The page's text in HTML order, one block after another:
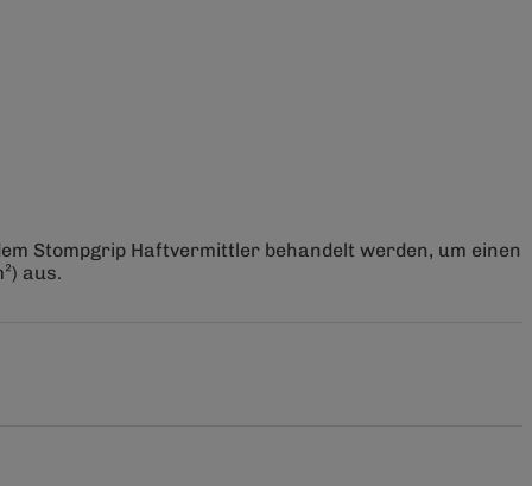
Stompgrip Haftvermittler behandelt werden, um einen
aus.